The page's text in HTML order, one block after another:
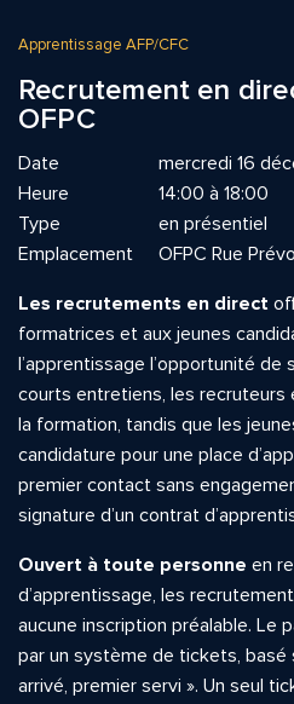
Apprentissage AFP/CFC
Recrutement en
OFPC
Date
mercredi 16
Heure
14:00 à 18:00
Type
en présentiel
Emplacement
OFPC Rue
Les recrutements en direct
formatrices et aux jeunes
l’apprentissage l’opportunité de
courts entretiens, les
la formation, tandis que les
candidature pour une place
premier contact sans
signature d’un contrat
Ouvert à toute personne en
d’apprentissage, les
aucune inscription préalable. Le
par un système de tickets, basé
arrivé, premier servi ». Un seul